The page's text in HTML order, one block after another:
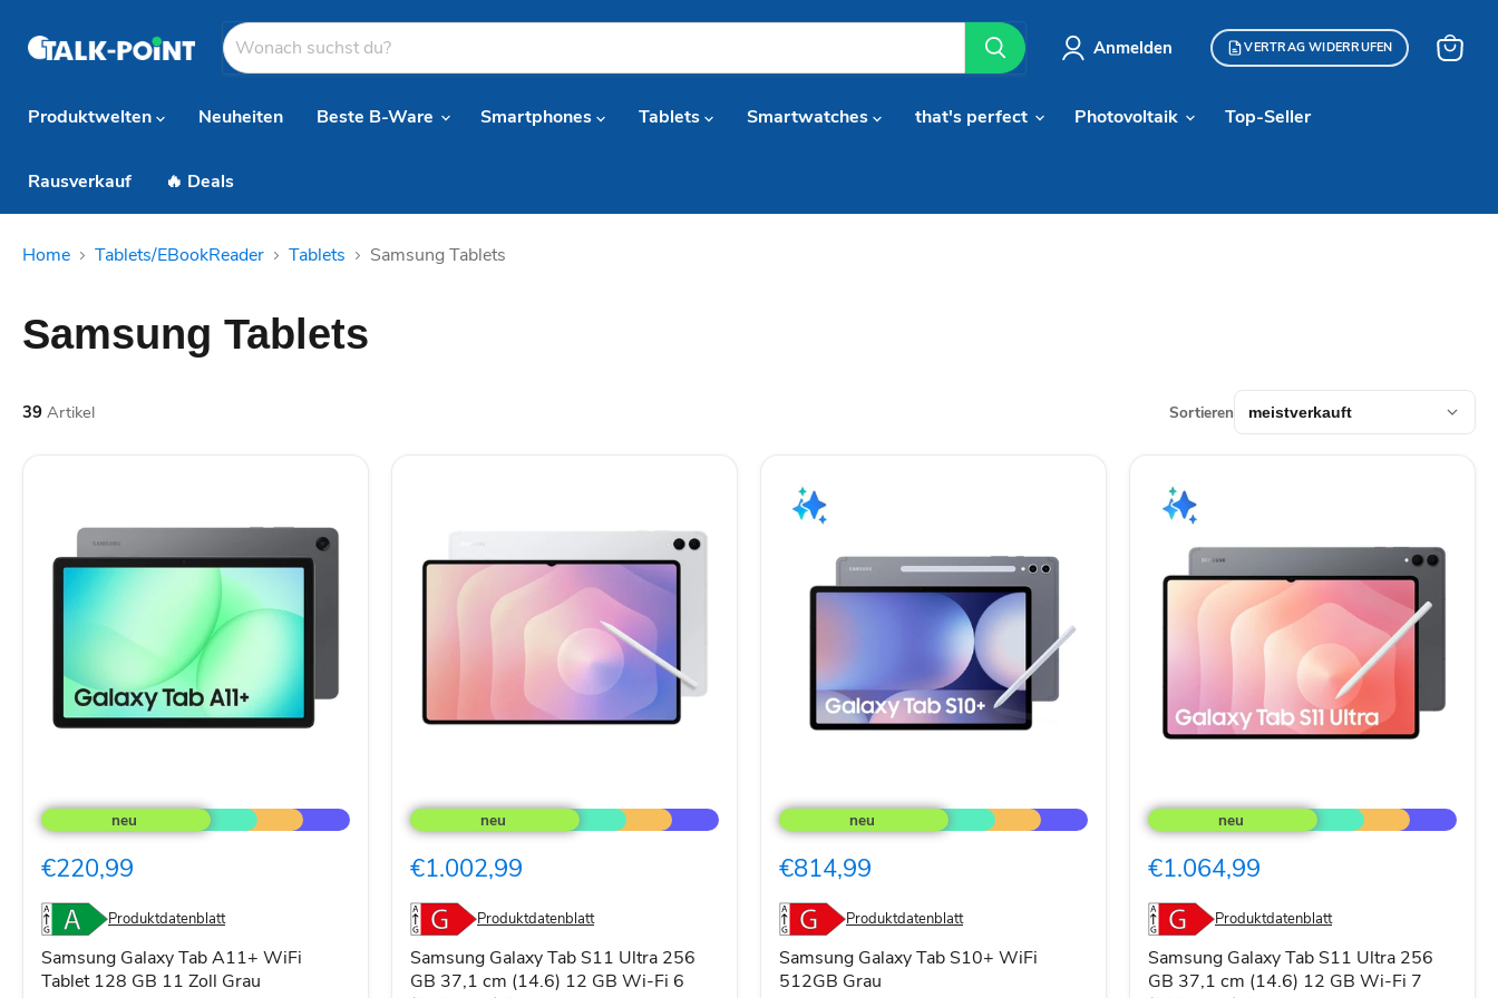
Anmelden VERTRAG WIDERRUFEN
Produktwelten
Neuheiten Beste B-Ware Smartphones Tablets Smartwatches that's perfect Photovoltaik Top-Seller
Rausverkauf 🔥 Deals
Home Tablets/EBookReader Tablets Samsung Tablets
Samsung Tablets
39 Artikel Sortieren
Galaxy
Tab
WiFi
128
GB
11
Zoll
Grau
€220,99
Produktdatenblatt
Samsung Galaxy Tab A11+ WiFi
Tablet 128 GB 11 Zoll Grau
Galaxy
Tab
Ultra
GB
37,1
cm
(14.6)
12
€1.002,99
Produktdatenblatt
Samsung Galaxy Tab S11 Ultra 256
GB 37,1 cm (14.6) 12 GB Wi-Fi 6
Galaxy
Tab
WiFi
Grau
€814,99
Produktdatenblatt
Samsung Galaxy Tab S10+ WiFi
512GB Grau
Galaxy
Tab
Ultra
GB
37,1
cm
(14.6)
12
€1.064,99
Produktdatenblatt
Samsung Galaxy Tab S11 Ultra 256
GB 37,1 cm (14.6) 12 GB Wi-Fi 7